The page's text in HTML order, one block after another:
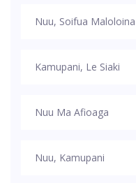
Nuu, Soifua Maloloina
Kamupani, Le Siaki
Nuu Ma Afioaga
Nuu, Kamupani